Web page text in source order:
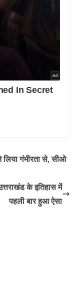
गंभीरता से, सीओ
के इतिहास में
पहली बार हुआ ऐसा